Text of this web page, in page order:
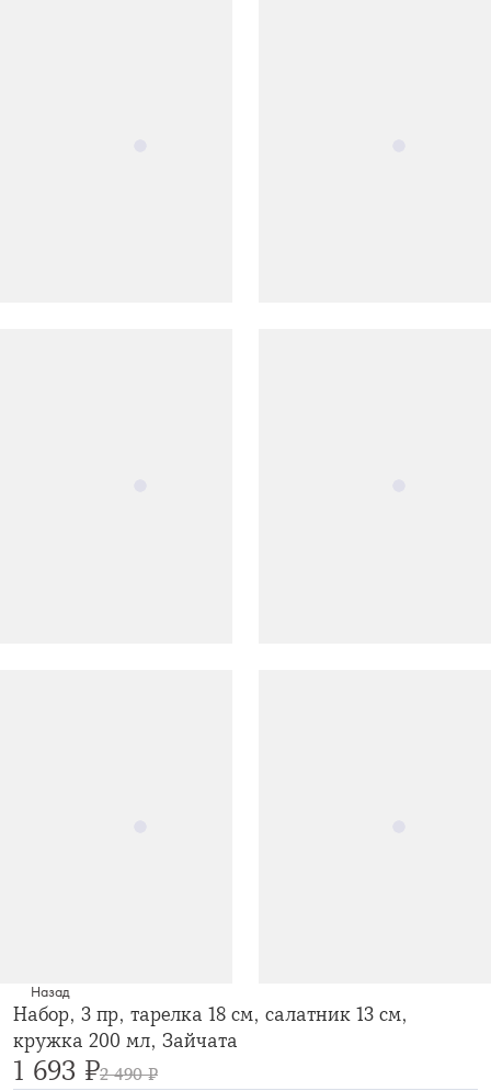
Назад
Набор, 3 пр, тарелка 18 см, салатник 13 см,
кружка 200 мл, Зайчата
1 693 ₽2 490 ₽